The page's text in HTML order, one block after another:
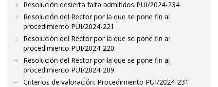
Resolución desierta falta admitidos PUI/2024-234
Resolución del Rector por la que se pone fin al
procedimiento PUI/2024-221
Resolución del Rector por la que se pone fin al
procedimiento PUI/2024-220
Resolución del Rector por la que se pone fin al
procedimiento PUI/2024-209
Criterios de valoración. Procedimiento PUI/2024-231